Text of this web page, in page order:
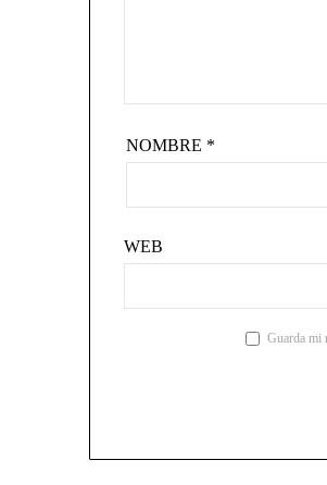
NOMBRE *
WEB
Guarda mi